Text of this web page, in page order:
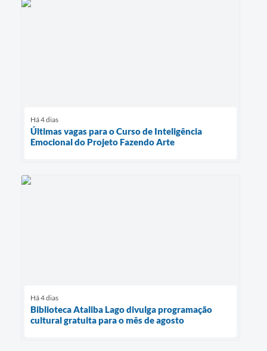
Há 4 dias
Últimas vagas para o Curso de Inteligência
Emocional do Projeto Fazendo Arte
Há 4 dias
Biblioteca Ataliba Lago divulga programação
cultural gratuita para o mês de agosto